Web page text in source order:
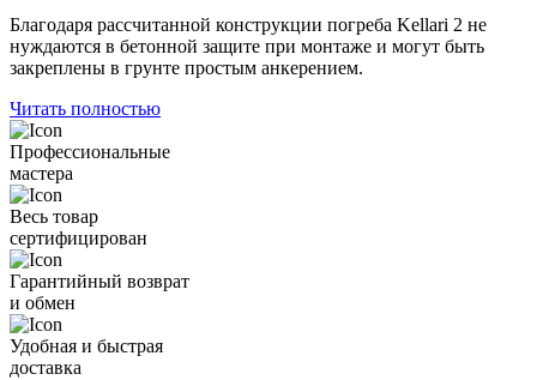
Благодаря рассчитанной конструкции погреба Kellari 2 не
нуждаются в бетонной защите при монтаже и могут быть
закреплены в грунте простым анкерением.
Читать полностью
Профессиональные
мастера
Весь товар
сертифицирован
Гарантийный возврат
и обмен
Удобная и быстрая
доставка